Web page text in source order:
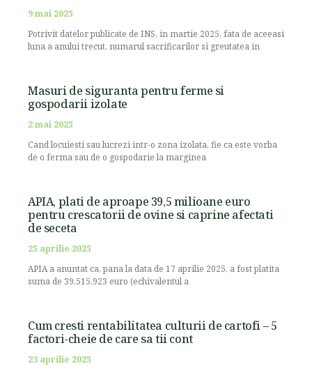
9 mai 2025
Potrivit datelor publicate de INS, in martie 2025, fata de aceeasi
luna a anului trecut, numarul sacrificarilor si greutatea in
Masuri de siguranta pentru ferme si
gospodarii izolate
2 mai 2025
Cand locuiesti sau lucrezi intr-o zona izolata, fie ca este vorba
de o ferma sau de o gospodarie la marginea
APIA, plati de aproape 39,5 milioane euro
pentru crescatorii de ovine si caprine afectati
de seceta
25 aprilie 2025
APIA a anuntat ca, pana la data de 17 aprilie 2025, a fost platita
suma de 39.515.923 euro (echivalentul a
Cum cresti rentabilitatea culturii de cartofi – 5
factori-cheie de care sa tii cont
23 aprilie 2025